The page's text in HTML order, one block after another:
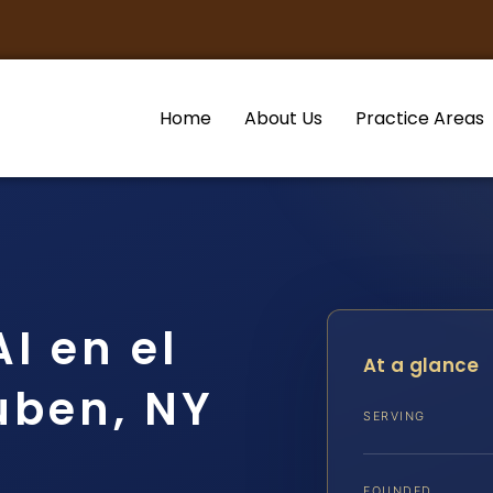
Home About Us Practice Areas
en el
NY
At a glance
SERVING